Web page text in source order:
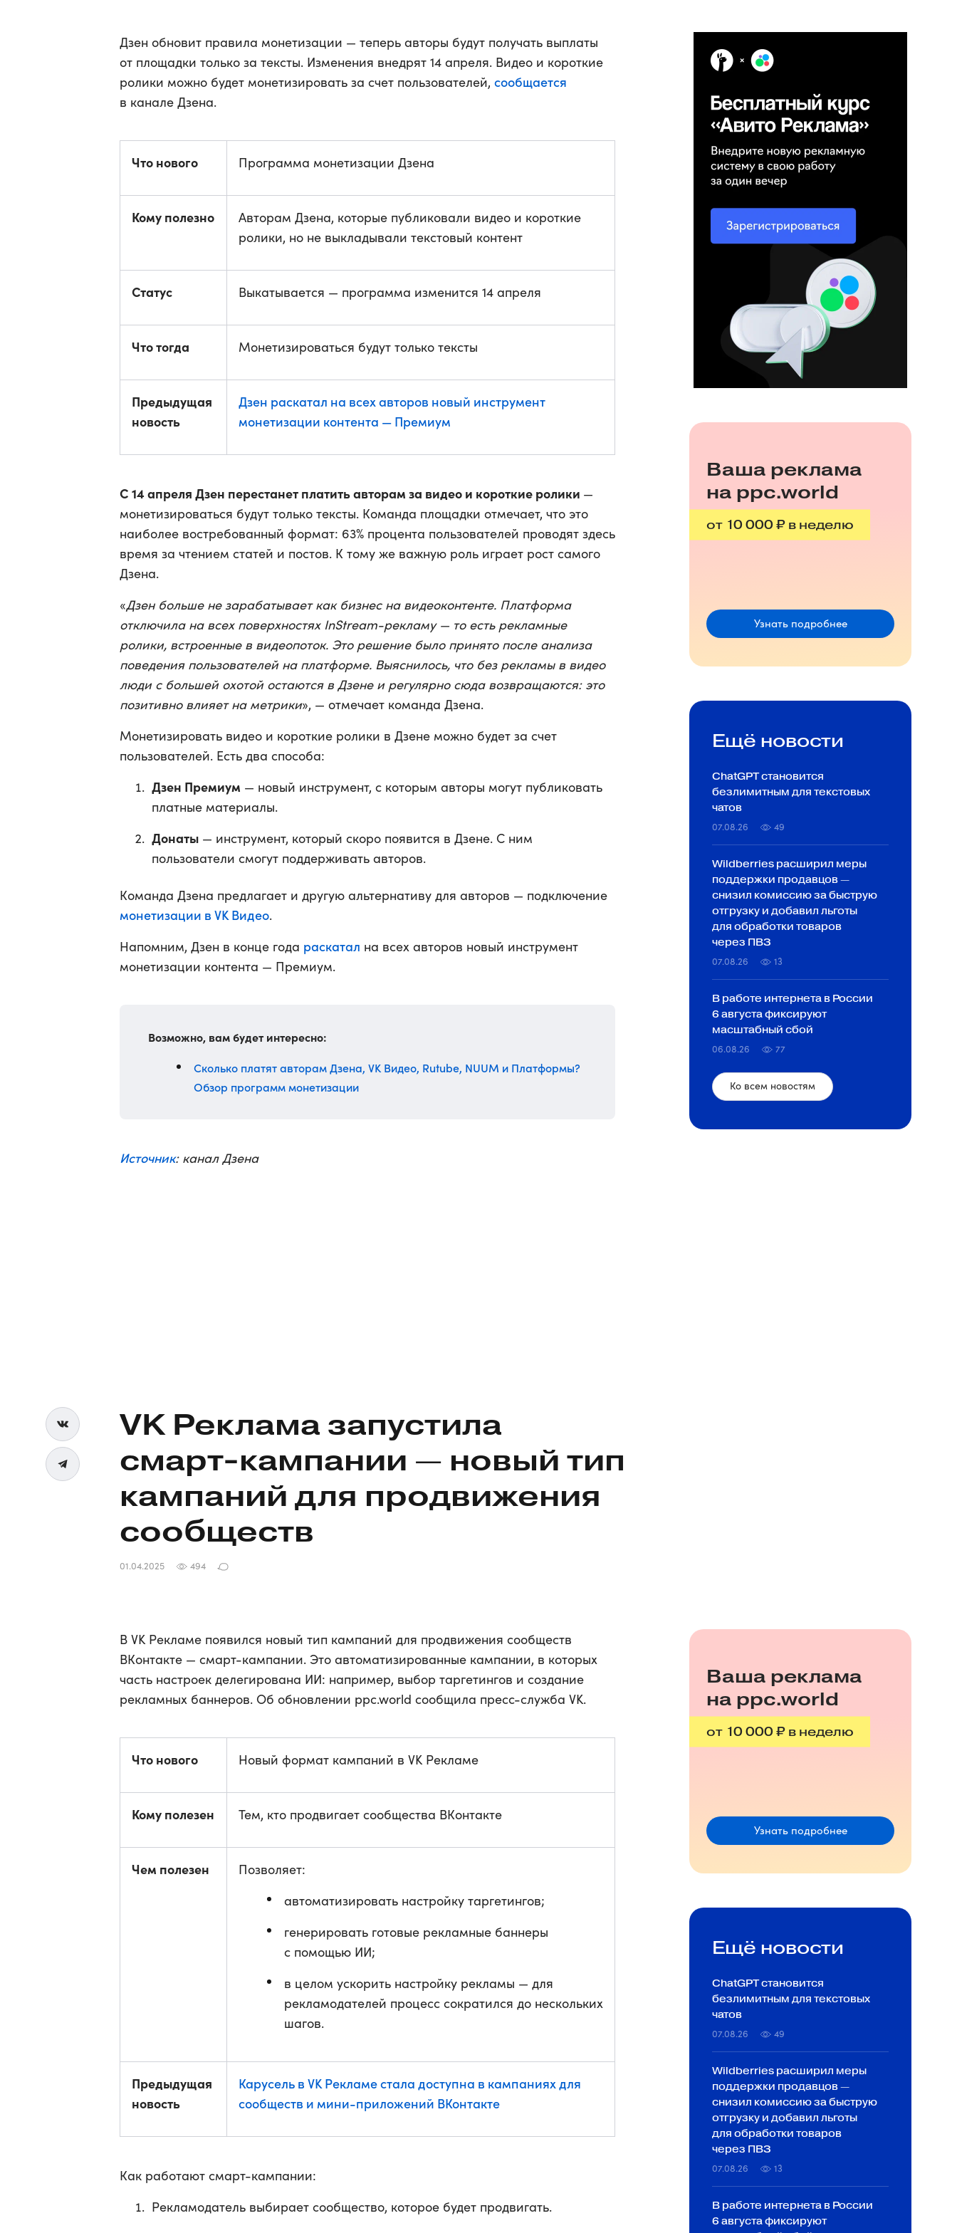
Дзен обновит правила монетизации — теперь авторы будут получать выплаты
от площадки только за тексты. Изменения внедрят 14 апреля. Видео и короткие
ролики можно будет монетизировать за счет пользователей, сообщается
в канале Дзена.
Что нового Программа монетизации Дзена
Кому полезно
Авторам Дзена, которые публиковали видео и короткие
ролики, но не выкладывали текстовый контент
Статус Выкатывается — программа изменится 14 апреля
Что тогда Монетизироваться будут только тексты
Предыдущая
новость
Дзен раскатал на всех авторов новый инструмент
монетизации контента — Премиум
С 14 апреля Дзен перестанет платить авторам за видео и короткие ролики —
монетизироваться будут только тексты. Команда площадки отмечает, что это
наиболее востребованный формат: 63% процента пользователей проводят здесь
время за чтением статей и постов. К тому же важную роль играет рост самого
Дзена.
«Дзен больше не зарабатывает как бизнес на видеоконтенте. Платформа
отключила на всех поверхностях InStream-рекламу — то есть рекламные
ролики, встроенные в видеопоток. Это решение было принято после анализа
поведения пользователей на платформе. Выяснилось, что без рекламы в видео
люди с большей охотой остаются в Дзене и регулярно сюда возвращаются: это
позитивно влияет на метрики», — отмечает команда Дзена.
Монетизировать видео и короткие ролики в Дзене можно будет за счет
пользователей. Есть два способа:
Дзен Премиум — новый инструмент, с которым авторы могут публиковать
платные материалы.
Донаты — инструмент, который скоро появится в Дзене. С ним
пользователи смогут поддерживать авторов.
Команда Дзена предлагает и другую альтернативу для авторов — подключение
монетизации в VK Видео.
Напомним, Дзен в конце года раскатал на всех авторов новый инструмент
монетизации контента — Премиум.
Возможно, вам будет интересно:
Сколько платят авторам Дзена, VK Видео, Rutube, NUUM и Платформы?
Обзор программ монетизации
Источник: канал Дзена
Ваша реклама
на ppc.world
от 10 000 ₽ в неделю
Узнать подробнее
Ещё новости
ChatGPT становится
безлимитным для текстовых
чатов
07.08.26 49
Wildberries расширил меры
поддержки продавцов —
снизил комиссию за быструю
отгрузку и добавил льготы
для обработки товаров
через ПВЗ
07.08.26 13
В работе интернета в России
6 августа фиксируют
масштабный сбой
06.08.26 77
Ко всем новостям
VK Реклама запустила
смарт-кампании — новый тип
кампаний для продвижения
сообществ
01.04.2025 494
В VK Рекламе появился новый тип кампаний для продвижения сообществ
ВКонтакте — смарт-кампании. Это автоматизированные кампании, в которых
часть настроек делегирована ИИ: например, выбор таргетингов и создание
рекламных баннеров. Об обновлении ppc.world сообщила пресс-служба VK.
Что нового Новый формат кампаний в VK Рекламе
Кому полезен Тем, кто продвигает сообщества ВКонтакте
Чем полезен
Позволяет:
автоматизировать настройку таргетингов;
генерировать готовые рекламные баннеры
с помощью ИИ;
в целом ускорить настройку рекламы — для
рекламодателей процесс сократился до нескольких
шагов.
Предыдущая
новость
Карусель в VK Рекламе стала доступна в кампаниях для
сообществ и мини-приложений ВКонтакте
Как работают смарт-кампании:
Рекламодатель выбирает сообщество, которое будет продвигать.
Ваша реклама
на ppc.world
от 10 000 ₽ в неделю
Узнать подробнее
Ещё новости
ChatGPT становится
безлимитным для текстовых
чатов
07.08.26 49
Wildberries расширил меры
поддержки продавцов —
снизил комиссию за быструю
отгрузку и добавил льготы
для обработки товаров
через ПВЗ
07.08.26 13
В работе интернета в России
6 августа фиксируют